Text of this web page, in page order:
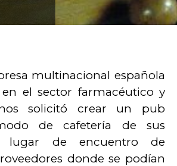
multinacional española
en el sector farmacéutico y
solicitó crear un pub
de cafetería de sus
lugar de encuentro de
donde se podían